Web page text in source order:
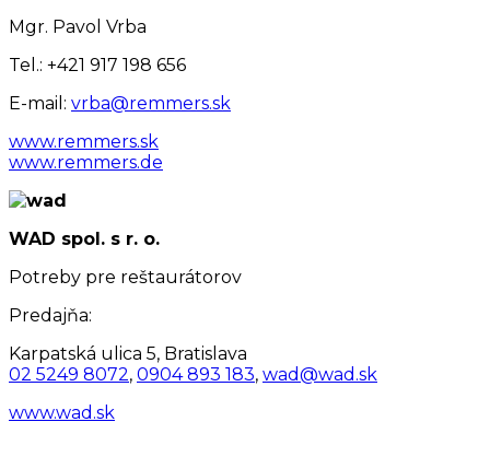
Mgr. Pavol Vrba
Tel.: +421 917 198 656
E-mail: vrba@remmers.sk
www.remmers.sk
www.remmers.de
WAD spol. s r. o.
Potreby pre reštaurátorov
Predajňa:
Karpatská ulica 5, Bratislava
02 5249 8072, 0904 893 183, wad@wad.sk
www.wad.sk